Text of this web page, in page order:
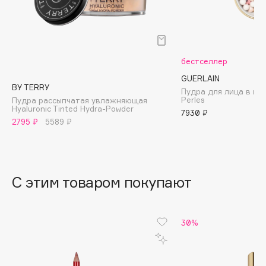
Banderas
Basicare
Batiste
beautyblender
BY TERRY
Пудра рассыпчатая увлажняющая
Hyaluronic Tinted Hydra-Powder
2795 ₽
5589 ₽
бестселлер
GUERLAIN
Пудра для лица в
Perles
7930 ₽
С этим товаром покупают
30%